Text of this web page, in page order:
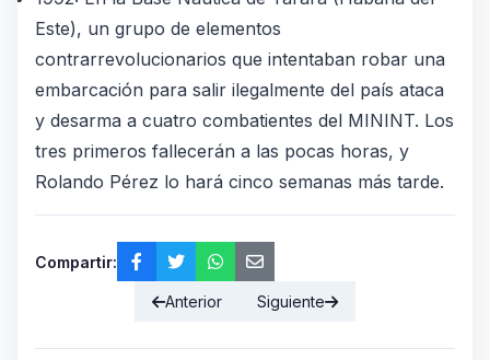
Este), un grupo de elementos
contrarrevolucionarios que intentaban robar una
embarcación para salir ilegalmente del país ataca
y desarma a cuatro combatientes del MININT. Los
tres primeros fallecerán a las pocas horas, y
Rolando Pérez lo hará cinco semanas más tarde.
Compartir:
Anterior Siguiente